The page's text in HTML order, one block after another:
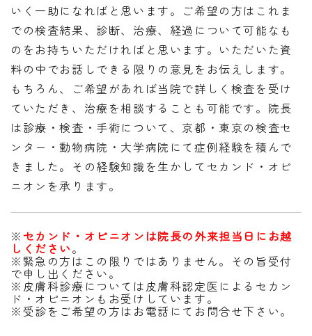
いく一助になればと思います。ご希望の方はこれま
での検査結果、診断、治療、経過について可能なも
のをお持ちいただければと思います。いただいた資
料の中でお話しできる限りの意見をお伝えします。
もちろん、ご希望があれば当院で詳しく検査を受け
ていただき、治療を相談することも可能です。院長
は診療・検査・手術について、京都・東京の検査セ
ンター・動物病院・大学病院にて症例経験を積んで
きました。その経験知識を生かしてセカンド・オピ
ニオンを承ります。
※セカンド・オピニオンは院長の外来担当日にお越
しください。
※緊急の方はこの限りではありません。その旨受付
で申し出ください。
※皮膚科診療については皮膚科認定医によるセカン
ド・オピニオンもお受けしています。
※受診をご希望の方はお電話にてお問合せ下さい。